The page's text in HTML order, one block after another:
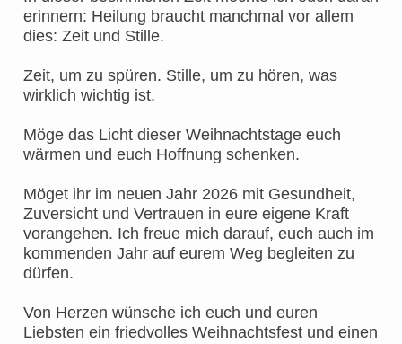
erinnern: Heilung braucht manchmal vor allem
dies: Zeit und Stille.
Zeit, um zu spüren. Stille, um zu hören, was
wirklich wichtig ist.
Möge das Licht dieser Weihnachtstage euch
wärmen und euch Hoffnung schenken.
Möget ihr im neuen Jahr 2026 mit Gesundheit,
Zuversicht und Vertrauen in eure eigene Kraft
vorangehen. Ich freue mich darauf, euch auch im
kommenden Jahr auf eurem Weg begleiten zu
dürfen.
Von Herzen wünsche ich euch und euren
Liebsten ein friedvolles Weihnachtsfest und einen